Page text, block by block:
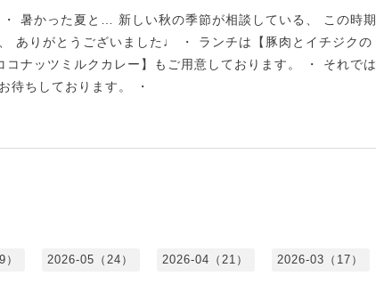
暑かった夏と… 新しい秋の季節が相談している、 この時期
ありがとうございました♩ ・ ランチは【豚肉とイチジクの
ナッツミルクカレー】もご用意しております。 ・ それでは
待ちしております。 ・
2026-05（24） 2026-04（21） 2026-03（17）